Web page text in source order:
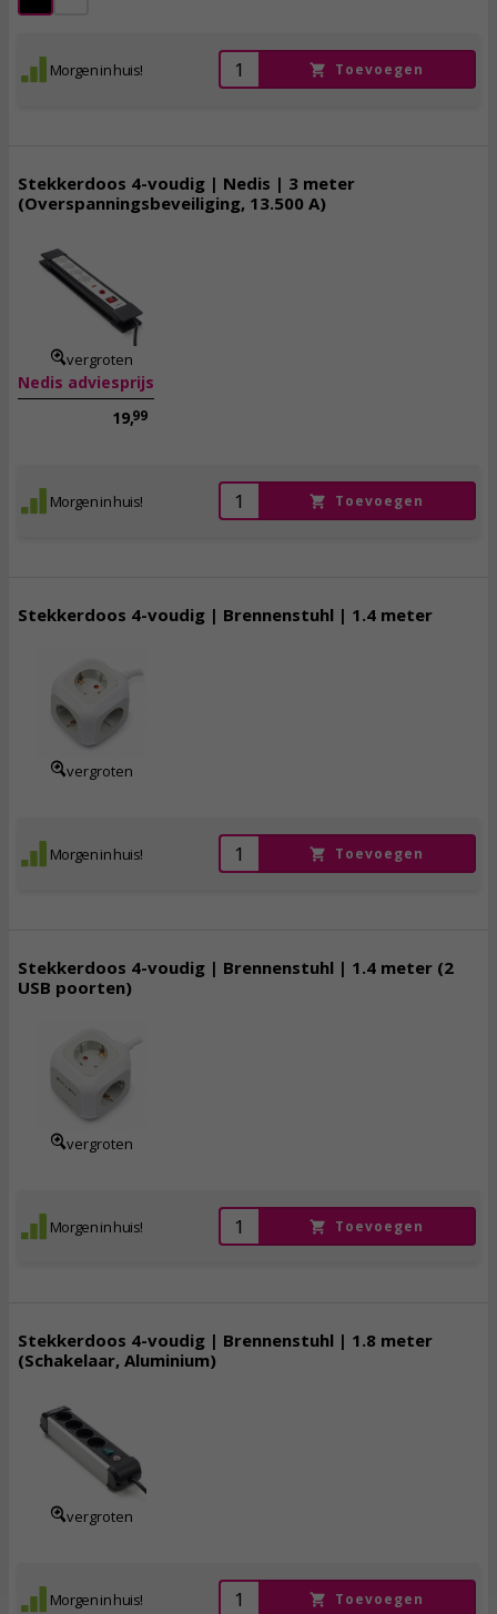
Morgen in huis! Toevoegen
Stekkerdoos 4-voudig | Nedis | 3 meter
(Overspanningsbeveiliging, 13.500 A)
vergroten
Nedis adviesprijs
19,99
Morgen in huis! Toevoegen
Stekkerdoos 4-voudig | Brennenstuhl | 1.4 meter
vergroten
Morgen in huis! Toevoegen
Stekkerdoos 4-voudig | Brennenstuhl | 1.4 meter (2
USB poorten)
vergroten
Morgen in huis! Toevoegen
Stekkerdoos 4-voudig | Brennenstuhl | 1.8 meter
(Schakelaar, Aluminium)
vergroten
Morgen in huis! Toevoegen